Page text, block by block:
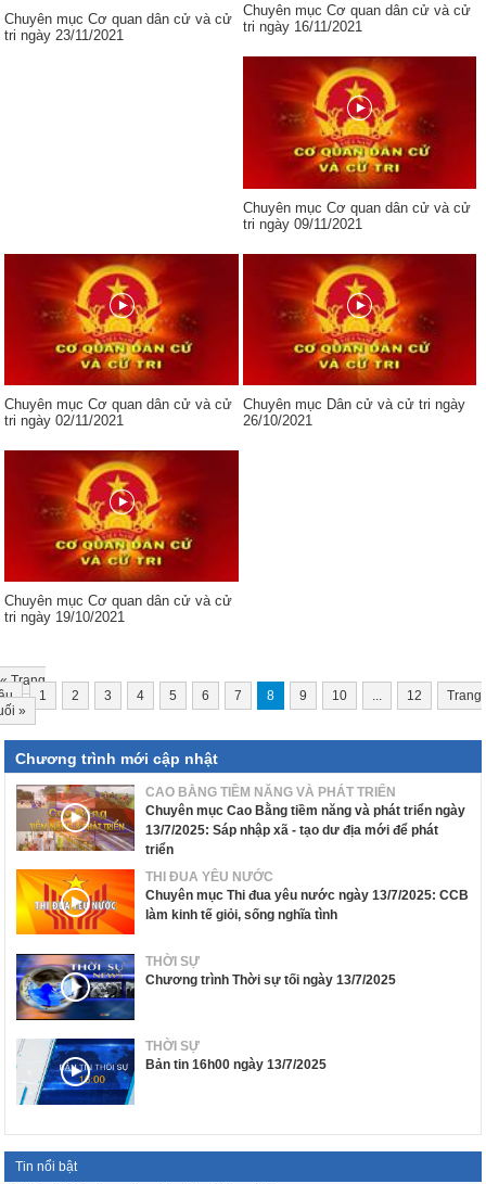
Chuyên mục Cơ quan dân cử và cử
tri ngày 23/11/2021
Chuyên mục Cơ quan dân cử và cử
tri ngày 16/11/2021
Chuyên mục Cơ quan dân cử và cử
tri ngày 09/11/2021
Chuyên mục Cơ quan dân cử và cử
tri ngày 02/11/2021
Chuyên mục Dân cử và cử tri ngày
26/10/2021
Chuyên mục Cơ quan dân cử và cử
tri ngày 19/10/2021
«Trang
1 2 3 4 5 6 7 8 9 10 ... 12
Trang
»
Chương trình mới cập nhật
CAO BẰNG TIỀM NĂNG VÀ PHÁT TRIỂN
Chuyên mục Cao Bằng tiềm năng và phát triển ngày
13/7/2025: Sáp nhập xã - tạo dư địa mới để phát
triển
THI ĐUA YÊU NƯỚC
Chuyên mục Thi đua yêu nước ngày 13/7/2025: CCB
làm kinh tế giỏi, sống nghĩa tình
THỜI SỰ
Chương trình Thời sự tối ngày 13/7/2025
THỜI SỰ
Bản tin 16h00 ngày 13/7/2025
Tin nổi bật